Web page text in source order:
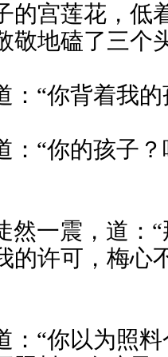
的宫莲花，低
敬地磕了三个
“你背着我的
“你的孩子
一震，道：
的许可，梅心
“你以为照